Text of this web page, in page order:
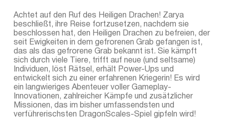
Achtet auf den Ruf des Heiligen Drachen! Zarya
beschließt, ihre Reise fortzusetzen, nachdem sie
beschlossen hat, den Heiligen Drachen zu befreien, der
seit Ewigkeiten in dem gefrorenen Grab gefangen ist,
das als das gefrorene Grab bekannt ist. Sie kämpft
sich durch viele Tiere, trifft auf neue (und seltsame)
Individuen, löst Rätsel, erhält Power-Ups und
entwickelt sich zu einer erfahrenen Kriegerin! Es wird
ein langwieriges Abenteuer voller Gameplay-
Innovationen, zahlreicher Kämpfe und zusätzlicher
Missionen, das im bisher umfassendsten und
verführerischsten DragonScales-Spiel gipfeln wird!